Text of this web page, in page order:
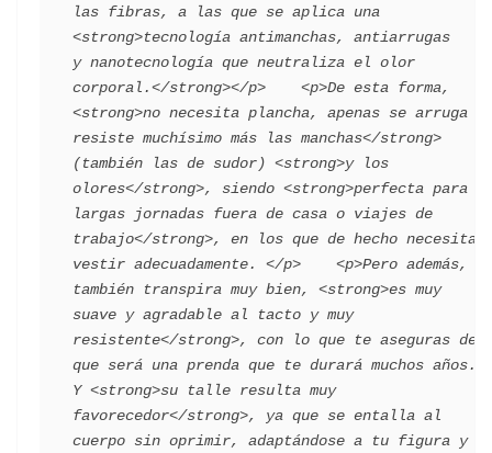
las fibras, a las que se aplica una
<strong>tecnología antimanchas, antiarrugas
y nanotecnología que neutraliza el olor
corporal.</strong></p>    <p>De esta forma,
<strong>no necesita plancha, apenas se arruga y
resiste muchísimo más las manchas</strong>
(también las de sudor) <strong>y los
olores</strong>, siendo <strong>perfecta para
largas jornadas fuera de casa o viajes de
trabajo</strong>, en los que de hecho necesitas
vestir adecuadamente. </p>    <p>Pero además,
también transpira muy bien, <strong>es muy
suave y agradable al tacto y muy
resistente</strong>, con lo que te aseguras de
que será una prenda que te durará muchos años.
Y <strong>su talle resulta muy
favorecedor</strong>, ya que se entalla al
cuerpo sin oprimir, adaptándose a tu figura y